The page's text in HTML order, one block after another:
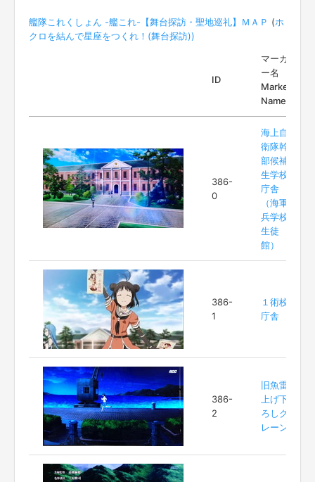
艦隊これくしょん -艦これ-【舞台探訪・聖地巡礼】ＭＡＰ (ホ
クロを結んで星座をつくれ！(舞台探訪))
ID
マーカ
ー名
Marker
Name
386-
0
海上自
衛隊幹
部候補
生学校
庁舎
（海軍
兵学校
生徒
館）
386-
1
１術校
庁舎
386-
2
旧魚雷
上げ下
ろしク
レーン